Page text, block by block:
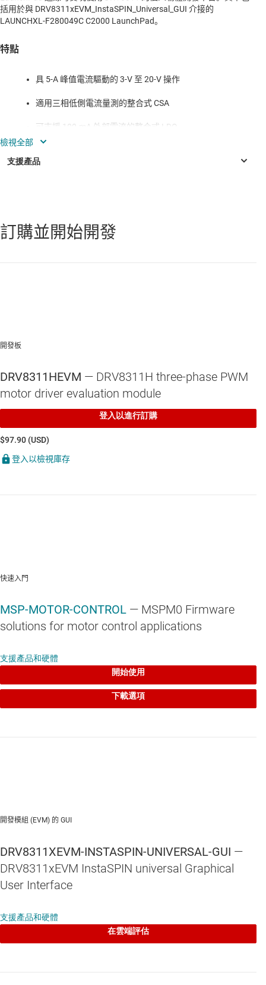
括用於與 DRV8311xEVM_InstaSPIN_Universal_GUI 介接的
LAUNCHXL-F280049C C2000 LaunchPad。
特點
具 5-A 峰值電流驅動的 3-V 至 20-V 操作
適用三相低側電流量測的整合式 CSA
可支援 100-mA 外部電流的整合式 LDO
變體) 相容
DRV8311—具有整合式 FET 的 3V 至 20V、3 相無刷直流馬達驅動器
訂購並開始開發
開發板
DRV8311HEVM — DRV8311H three-phase PWM
motor driver evaluation module
登入以進行訂購
$97.90 (USD)
登入以檢視庫存
快速入門
MSP-MOTOR-CONTROL — MSPM0 Firmware
solutions for motor control applications
支援產品和硬體
開始使用
下載選項
開發模組 (EVM) 的 GUI
DRV8311XEVM-INSTASPIN-UNIVERSAL-GUI —
DRV8311xEVM InstaSPIN universal Graphical
User Interface
支援產品和硬體
在雲端評估